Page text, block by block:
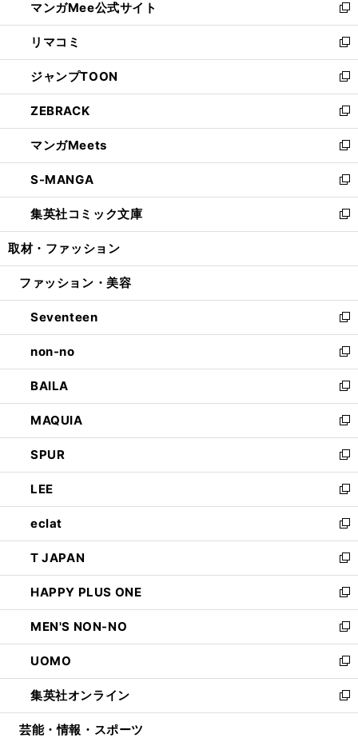
く
ド
ウ
で
開
く
ィ
ン
ド
ウ
で
開
く
い
ウ
ィ
ン
ド
ウ
で
開
く
マンガMee公式サイト
新
し
い
ウ
ィ
ン
ド
ウ
で
開
く
リマコミ
新
し
い
ウ
ィ
ン
ド
ウ
で
開
く
ジャンプTOON
新
し
い
ウ
ィ
ン
ド
ウ
で
開
ZEBRACK
新
し
い
ウ
ィ
ン
ド
ウ
開
マンガMeets
新
し
い
ウ
ィ
ン
ウ
開
く
S-MANGA
新
し
い
ウ
ン
ウ
で
開
く
集英社コミック文庫
新
し
ウ
ン
ド
ウ
で
開
く
取材・ファッション
ファッション・美容
Seventeen
新
し
い
ウ
ィ
ン
ド
ウ
で
開
く
non-no
新
し
い
ウ
ィ
ン
ド
ウ
で
開
く
BAILA
新
し
い
ウ
ィ
ン
ド
ウ
で
開
く
MAQUIA
新
し
い
ウ
ィ
ン
ド
ウ
で
開
く
SPUR
新
し
い
ウ
ィ
ン
ド
ウ
で
開
く
LEE
新
し
い
ウ
ィ
ン
ド
ウ
で
開
く
eclat
新
し
い
ウ
ィ
ン
ド
ウ
で
開
く
T JAPAN
新
し
い
ウ
ィ
ン
ド
ウ
で
開
HAPPY PLUS ONE
新
し
い
ウ
ィ
ン
ド
ウ
MEN'S NON-NO
新
し
い
ウ
ィ
ン
UOMO
新
し
い
ウ
集英社オンライン
新
し
芸能・情報・スポーツ